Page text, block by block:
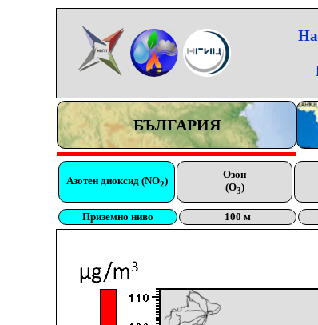
БЪЛГАРИЯ
Азотен диоксид (NO2)
Озон
(O3)
Приземно ниво 100 м